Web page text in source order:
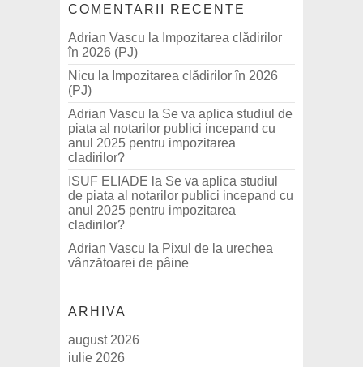
COMENTARII RECENTE
Adrian Vascu la Impozitarea clădirilor
în 2026 (PJ)
Nicu la Impozitarea clădirilor în 2026
(PJ)
Adrian Vascu la Se va aplica studiul de
piata al notarilor publici incepand cu
anul 2025 pentru impozitarea
cladirilor?
ISUF ELIADE la Se va aplica studiul
de piata al notarilor publici incepand cu
anul 2025 pentru impozitarea
cladirilor?
Adrian Vascu la Pixul de la urechea
vânzătoarei de pâine
ARHIVA
august 2026
iulie 2026